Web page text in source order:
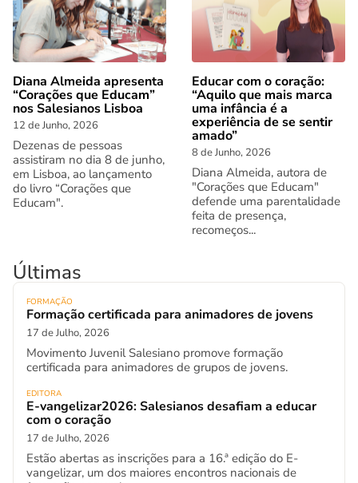
Diana Almeida apresenta
“Corações que Educam”
nos Salesianos Lisboa
12 de Junho, 2026
Dezenas de pessoas
assistiram no dia 8 de junho,
em Lisboa, ao lançamento
do livro “Corações que
Educam".
Educar com o coração:
“Aquilo que mais marca
uma infância é a
experiência de se sentir
amado”
8 de Junho, 2026
Diana Almeida, autora de
"Corações que Educam"
defende uma parentalidade
feita de presença,
recomeços...
Últimas
FORMAÇÃO
Formação certificada para animadores de jovens
17 de Julho, 2026
Movimento Juvenil Salesiano promove formação
certificada para animadores de grupos de jovens.
EDITORA
E-vangelizar2026: Salesianos desafiam a educar
com o coração
17 de Julho, 2026
Estão abertas as inscrições para a 16.ª edição do E-
vangelizar, um dos maiores encontros nacionais de